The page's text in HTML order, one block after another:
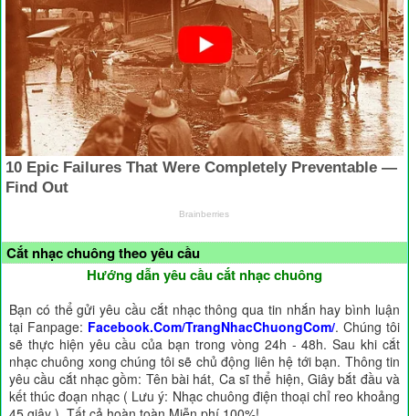
Cắt nhạc chuông theo yêu cầu
Hướng dẫn yêu cầu cắt nhạc chuông
Bạn có thể gửi yêu cầu cắt nhạc thông qua tin nhắn hay bình luận
tại Fanpage: Facebook.Com/TrangNhacChuongCom/. Chúng tôi
sẽ thực hiện yêu cầu của bạn trong vòng 24h - 48h. Sau khi cắt
nhạc chuông xong chúng tôi sẽ chủ động liên hệ tới bạn. Thông tin
yêu cầu cắt nhạc gồm: Tên bài hát, Ca sĩ thể hiện, Giây bắt đầu và
kết thúc đoạn nhạc ( Lưu ý: Nhạc chuông điện thoại chỉ reo khoảng